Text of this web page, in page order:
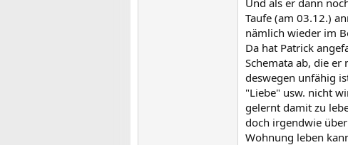
Und als er dann
Taufe (am 03.12.)
nämlich wieder im
Da hat Patrick
Schemata ab, die er
deswegen unfähig
"Liebe" usw. nicht
gelernt damit zu
doch irgendwie
Wohnung leben